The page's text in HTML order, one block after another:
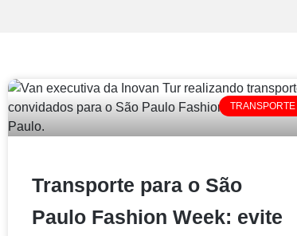
TRANSPORTE
Transporte para o São
Paulo Fashion Week: evite